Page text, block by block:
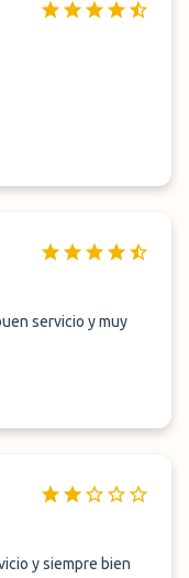
servicio y muy
y siempre bien